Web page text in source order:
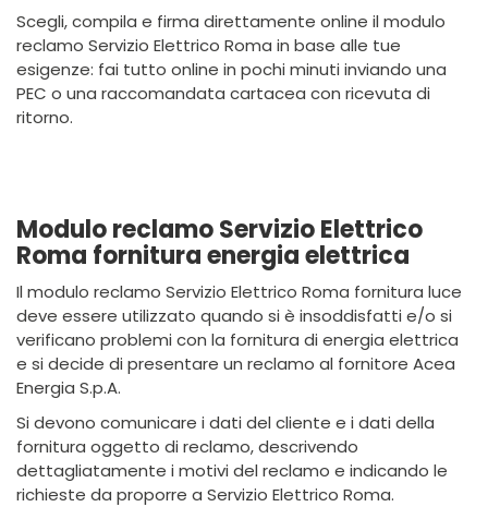
Scegli, compila e firma direttamente online il modulo
reclamo Servizio Elettrico Roma in base alle tue
esigenze: fai tutto online in pochi minuti inviando una
PEC o una raccomandata cartacea con ricevuta di
ritorno.
Modulo reclamo Servizio Elettrico
Roma fornitura energia elettrica
Il modulo reclamo Servizio Elettrico Roma fornitura luce
deve essere utilizzato quando si è insoddisfatti e/o si
verificano problemi con la fornitura di energia elettrica
e si decide di presentare un reclamo al fornitore Acea
Energia S.p.A.
Si devono comunicare i dati del cliente e i dati della
fornitura oggetto di reclamo, descrivendo
dettagliatamente i motivi del reclamo e indicando le
richieste da proporre a Servizio Elettrico Roma.